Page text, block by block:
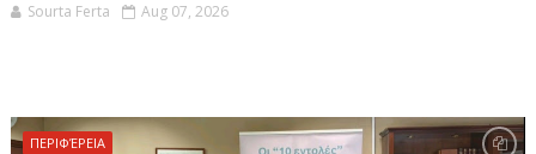
Sourta Ferta
Aug 07, 2026
ΠΕΡΙΦΈΡΕΙΑ